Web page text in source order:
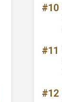
#10
#11
#12